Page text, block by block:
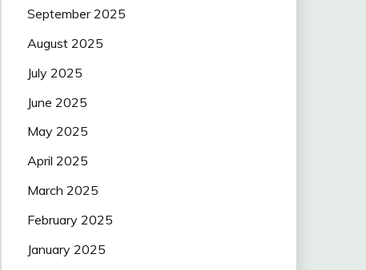
September 2025
August 2025
July 2025
June 2025
May 2025
April 2025
March 2025
February 2025
January 2025